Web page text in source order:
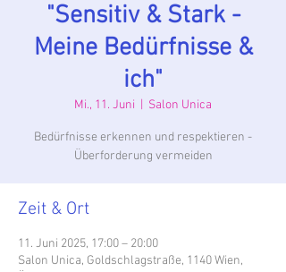
"Sensitiv & Stark -
Meine Bedürfnisse &
ich"
Mi., 11. Juni Salon Unica
Bedürfnisse erkennen und respektieren -
Überforderung vermeiden
Zeit & Ort
11. Juni 2025, 17:00 – 20:00
Salon Unica, Goldschlagstraße, 1140 Wien,